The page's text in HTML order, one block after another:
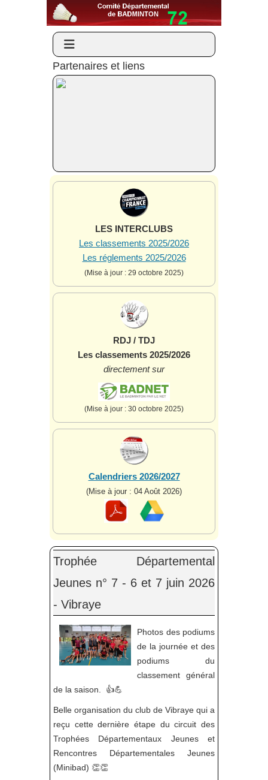
Partenaires et liens
LES INTERCLUBS
Les classements 2025/2026
Les réglements 2025/2026
(Mise à jour : 29 octobre 2025)
RDJ / TDJ
Les classements 2025/2026
directement sur
(Mise à jour : 30 octobre 2025)
Calendriers 2026/2027
(Mise à jour : 04 Août 2026)
Trophée Départemental
Jeunes n° 7 - 6 et 7 juin 2026
- Vibraye
Photos des podiums
de la journée et des
podiums du
classement général
de la saison. 👍💪
Belle organisation du club de Vibraye qui a
reçu cette dernière étape du circuit des
Trophées Départementaux Jeunes et
Rencontres Départementales Jeunes
(Minibad) 👏👏